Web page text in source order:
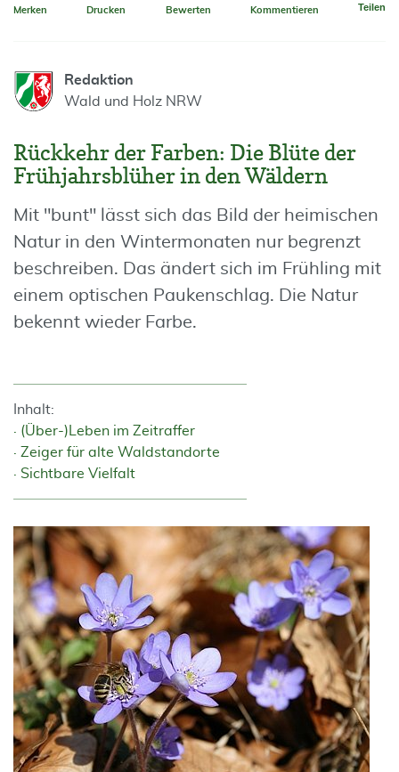
Merken Drucken Bewerten Kommentieren Teilen
Redaktion
Wald und Holz NRW
Rückkehr der Farben: Die Blüte der
Frühjahrsblüher in den Wäldern
Mit "bunt" lässt sich das Bild der heimischen
Natur in den Wintermonaten nur begrenzt
beschreiben. Das ändert sich im Frühling mit
einem optischen Paukenschlag. Die Natur
bekennt wieder Farbe.
Inhalt:
(Über-)Leben im Zeitraffer
Zeiger für alte Waldstandorte
Sichtbare Vielfalt